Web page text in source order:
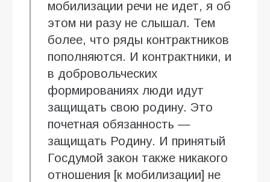
мобилизации речи не идет, я об
этом ни разу не слышал. Тем
более, что ряды контрактников
пополняются. И контрактники, и
в добровольческих
формированиях люди идут
защищать свою родину. Это
почетная обязанность —
защищать Родину. И принятый
Госдумой закон также никакого
отношения [к мобилизации] не